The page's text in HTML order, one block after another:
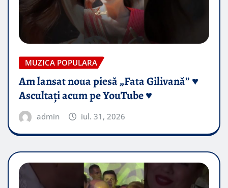
MUZICA POPULARA
Am lansat noua piesă „Fata Gilivană” ♥️
Ascultați acum pe YouTube ♥️
admin iul. 31, 2026